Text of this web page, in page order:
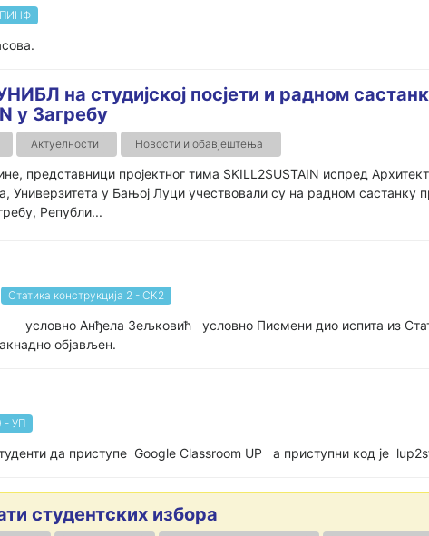
ПИНФ
на студијској посјети и радном
у Загребу
Актуелности Новости и обавјештења
представници пројектног тима SKILL2SUSTAIN испред
Универзитета у Бањој Луци учествовали су на радном састанку
Републи...
Статика конструкција 2 - СК2
условно Анђела Зељковић условно Писмени дио испита из
објављен.
- УП
да приступе Google Classroom UP а приступни код је
студентских избора